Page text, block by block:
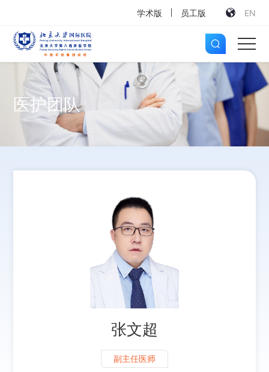
学术版 员工版 EN
医护团队
张文超
副主任医师